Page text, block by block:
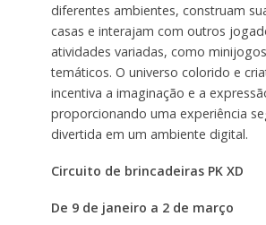
diferentes ambientes, construam
casas e interajam com outros
atividades variadas, como
temáticos. O universo colorido e
incentiva a imaginação e a
proporcionando uma experiência
divertida em um ambiente digital.
Circuito de brincadeiras PK XD
De 9 de janeiro a 2 de março